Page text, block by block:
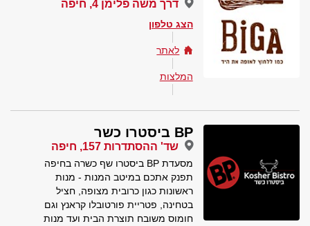
דרך משה פלימן 4, חיפה
הצג טלפון
לאתר
המלצות
BP ביסטרו כשר
שד' ההסתדרות 157, חיפה
מסעדת BP ביסטרו שף כשרה בחיפה
תפנק אתכם במיטב המנות - מנות
ראשונות כגון כרובית מצופה, חציל
בטחינה, פטריית פורטובלו קראנץ וגם
חומוס משובח תוצרת הבית ועד מנות